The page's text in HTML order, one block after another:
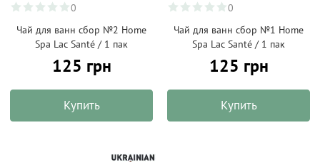
0
Чай для ванн сбор №2 Home
Spa Lac Santé / 1 пак
125 грн
Купить
0
Чай для ванн сбор №1 Home
Spa Lac Santé / 1 пак
125 грн
Купить